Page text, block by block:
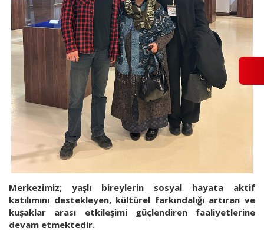
Merkezimiz; yaşlı bireylerin sosyal hayata aktif
katılımını destekleyen, kültürel farkındalığı artıran ve
kuşaklar arası etkileşimi güçlendiren faaliyetlerine
devam etmektedir.